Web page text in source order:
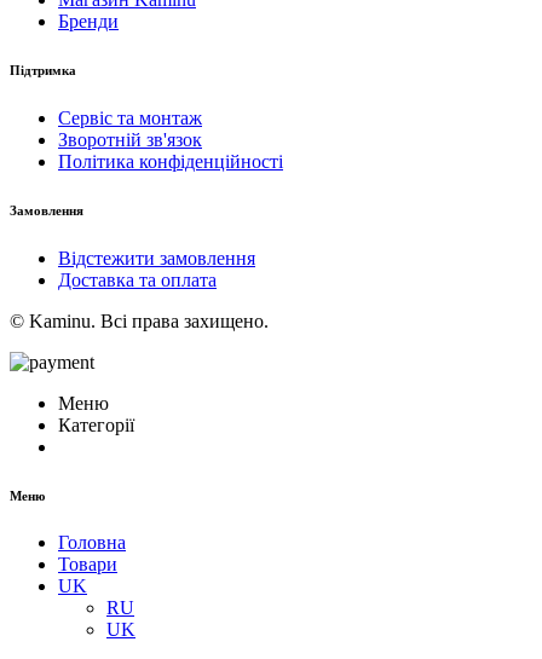
Бренди
Підтримка
Сервіс та монтаж
Зворотній зв'язок
Політика конфіденційності
Замовлення
Відстежити замовлення
Доставка та оплата
© Kaminu. Всі права захищено.
Меню
Категорії
Меню
Головна
Товари
UK
RU
UK